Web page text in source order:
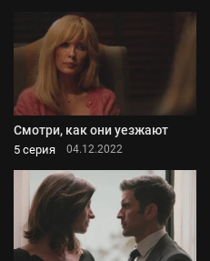
Смотри, как они уезжают
5 серия 04.12.2022